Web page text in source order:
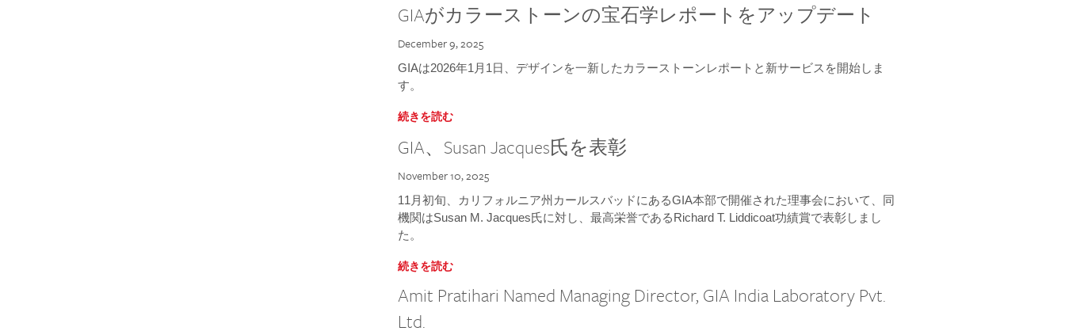
GIAがカラーストーンの宝石学レポートをアップデート
December 9, 2025
GIAは2026年1月1日、デザインを一新したカラーストーンレポートと新サービスを開始しま
す。
続きを読む
GIA、Susan Jacques氏を表彰
November 10, 2025
11月初旬、カリフォルニア州カールスバッドにあるGIA本部で開催された理事会において、同
機関はSusan M. Jacques氏に対し、最高栄誉であるRichard T. Liddicoat功績賞で表彰しまし
た。
続きを読む
Amit Pratihari Named Managing Director, GIA India Laboratory Pvt.
Ltd.